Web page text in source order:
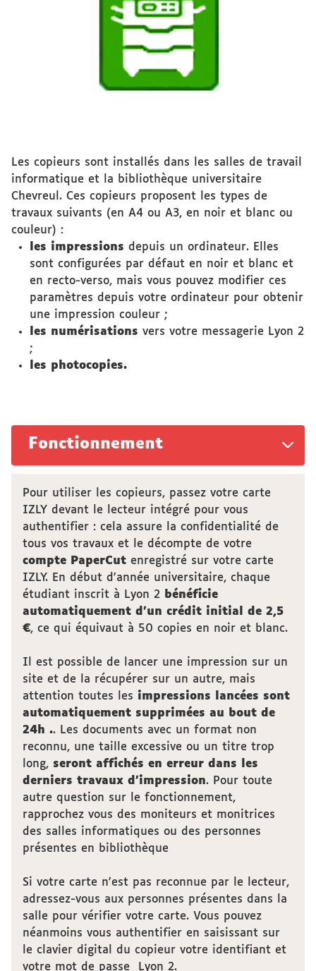
Les copieurs sont installés dans les salles de travail
informatique et la bibliothèque universitaire
Chevreul. Ces copieurs proposent les types de
travaux suivants (en A4 ou A3, en noir et blanc ou
couleur) :
les impressions depuis un ordinateur. Elles
sont configurées par défaut en noir et blanc et
en recto-verso, mais vous pouvez modifier ces
paramètres depuis votre ordinateur pour obtenir
une impression couleur ;
les numérisations vers votre messagerie Lyon 2
;
les photocopies.
Fonctionnement
Pour utiliser les copieurs, passez votre carte
IZLY devant le lecteur intégré pour vous
authentifier : cela assure la confidentialité de
tous vos travaux et le décompte de votre
compte PaperCut enregistré sur votre carte
IZLY. En début d'année universitaire, chaque
étudiant inscrit à Lyon 2 bénéficie
automatiquement d’un crédit initial de 2,5
€, ce qui équivaut à 50 copies en noir et blanc.
Il est possible de lancer une impression sur un
site et de la récupérer sur un autre, mais
attention toutes les impressions lancées sont
automatiquement supprimées au bout de
24h .. Les documents avec un format non
reconnu, une taille excessive ou un titre trop
long, seront affichés en erreur dans les
derniers travaux d'impression. Pour toute
autre question sur le fonctionnement,
rapprochez vous des moniteurs et monitrices
des salles informatiques ou des personnes
présentes en bibliothèque
Si votre carte n'est pas reconnue par le lecteur,
adressez-vous aux personnes présentes dans la
salle pour vérifier votre carte. Vous pouvez
néanmoins vous authentifier en saisissant sur
le clavier digital du copieur votre identifiant et
votre mot de passe Lyon 2.